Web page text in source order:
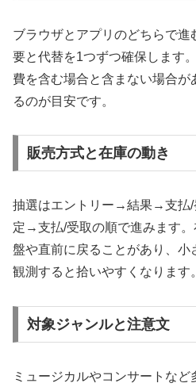
ブラウザとアプリのどちらで
要と代替を1つずつ確保します
費を含む場合と含まない場合
るのが目安です。
販売方式と在庫の動き
抽選はエントリー→結果→支払/
定→支払/受取の順で進みます
盤や直前に戻ることがあり、
観測すると拾いやすくなります。
対象ジャンルと注意文
ミュージカルやコンサートなど